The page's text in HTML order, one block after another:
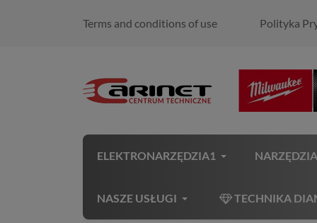
Terms and conditions of use Polityka
ELEKTRONARZĘDZIA1
NASZE USŁUGI TECHNIKA